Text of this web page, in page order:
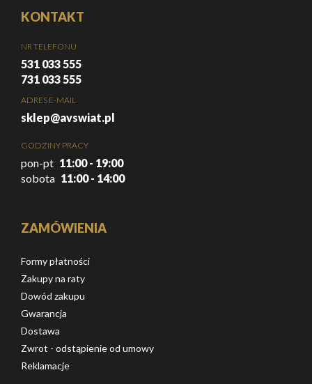
KONTAKT
NR TELEFONU
531 033 555
731 033 555
ADRES E-MAIL
sklep@avswiat.pl
GODZINY PRACY
pon-pt 11:00 - 19:00
sobota 11:00 - 14:00
ZAMÓWIENIA
Formy płatności
Zakupy na raty
Dowód zakupu
Gwarancja
Dostawa
Zwrot - odstąpienie od umowy
Reklamacje